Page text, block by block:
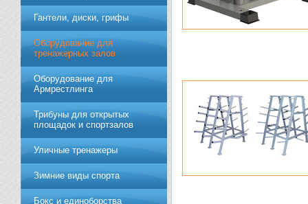
Гантели, диски, грифы
Обoрудoвание для
трeнажерных залoв
Оборудование для
Армрестлинга
Трибуны для открытых
площадок и спортзалов
Уличные тренажеры
Зимние виды спорта
Бокс и единоборства